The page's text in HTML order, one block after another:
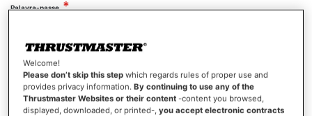
Palavra-passe
Mostrar palavra-passe
Welcome!
Please don’t skip this step which regards rules of proper use and
provides privacy information.By continuing to use any of the
Thrustmaster Websites or their content -content you browsed,
displayed, downloaded, or printed-,you accept electronic contracts